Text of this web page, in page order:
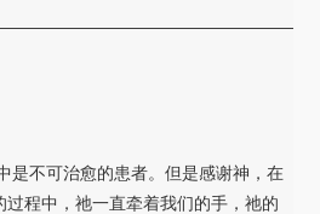
是不可治愈的患者。但是感谢神，在
程中，祂一直牵着我们的手，祂的